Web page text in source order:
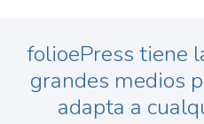
folioePress tiene
grandes medios
adapta a